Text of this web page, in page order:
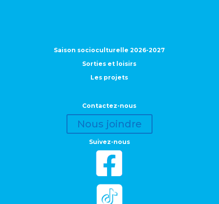
Saison socioculturelle 2026-2027
Sorties et loisirs
Les projets
Contactez-nous
Nous joindre
Suivez-nous